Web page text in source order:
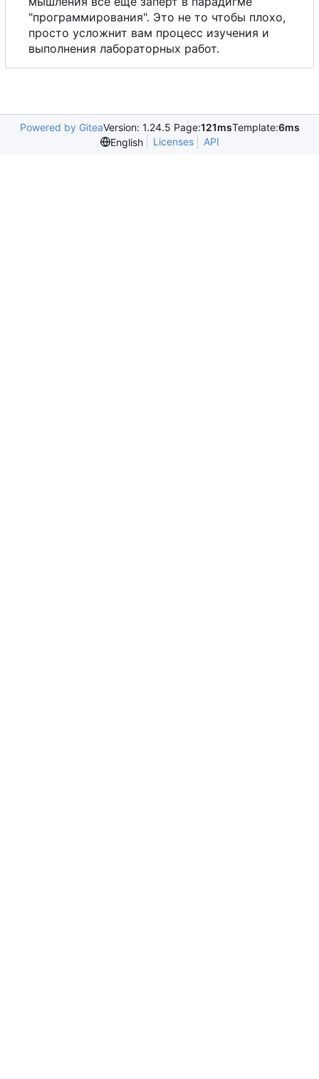
"программирования". Это не то чтобы плохо,
просто усложнит вам процесс изучения и
выполнения лабораторных работ.
Powered by GiteaVersion: 1.24.5 Page:121msTemplate:6ms
English
Licenses API